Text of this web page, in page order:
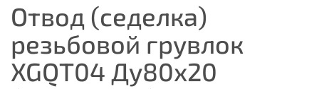
Отвод (седелка)
резьбовой грувлок
XGQT04 Ду80х20